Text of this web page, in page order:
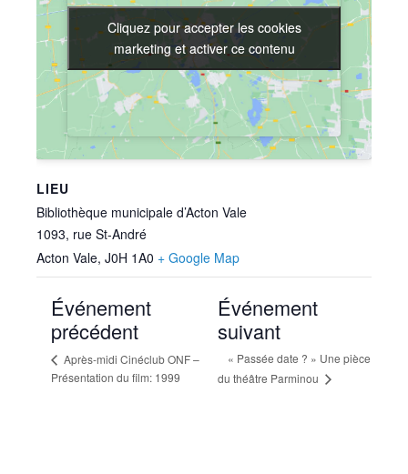
LIEU
Bibliothèque municipale d’Acton Vale
1093, rue St-André
Acton Vale, J0H 1A0 + Google Map
Cliquez pour accepter les cookies
marketing et activer ce contenu
Cliquez pour accepter les cookies
marketing et activer ce contenu
Événement
précédent
Après-midi Cinéclub ONF –
Présentation du film: 1999
Événement
suivant
« Passée date ? » Une pièce
du théâtre Parminou